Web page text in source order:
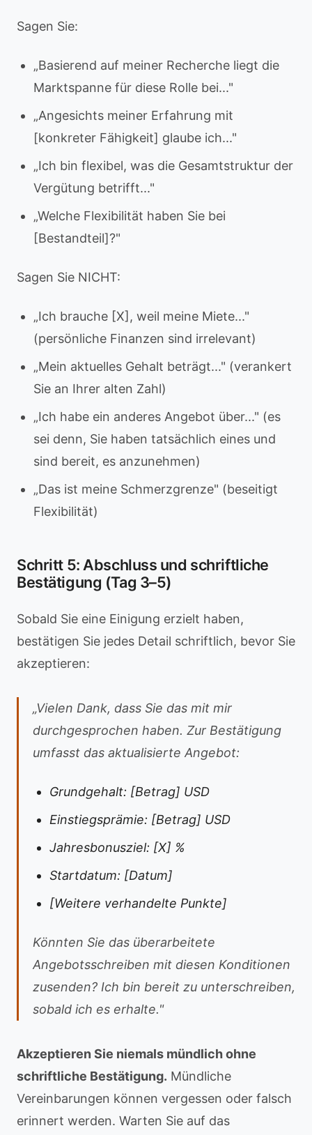
Sagen Sie:
„Basierend auf meiner Recherche liegt die
Marktspanne für diese Rolle bei..."
„Angesichts meiner Erfahrung mit
[konkreter Fähigkeit] glaube ich..."
„Ich bin flexibel, was die Gesamtstruktur der
Vergütung betrifft..."
„Welche Flexibilität haben Sie bei
[Bestandteil]?"
Sagen Sie NICHT:
„Ich brauche [X], weil meine Miete..."
(persönliche Finanzen sind irrelevant)
„Mein aktuelles Gehalt beträgt..." (verankert
Sie an Ihrer alten Zahl)
„Ich habe ein anderes Angebot über..." (es
sei denn, Sie haben tatsächlich eines und
sind bereit, es anzunehmen)
„Das ist meine Schmerzgrenze" (beseitigt
Flexibilität)
Schritt 5: Abschluss und schriftliche
Bestätigung (Tag 3–5)
Sobald Sie eine Einigung erzielt haben,
bestätigen Sie jedes Detail schriftlich, bevor Sie
akzeptieren:
„Vielen Dank, dass Sie das mit mir
durchgesprochen haben. Zur Bestätigung
umfasst das aktualisierte Angebot:
Grundgehalt: [Betrag] USD
Einstiegsprämie: [Betrag] USD
Jahresbonusziel: [X] %
Startdatum: [Datum]
[Weitere verhandelte Punkte]
Könnten Sie das überarbeitete
Angebotsschreiben mit diesen Konditionen
zusenden? Ich bin bereit zu unterschreiben,
sobald ich es erhalte."
Akzeptieren Sie niemals mündlich ohne
schriftliche Bestätigung. Mündliche
Vereinbarungen können vergessen oder falsch
erinnert werden. Warten Sie auf das